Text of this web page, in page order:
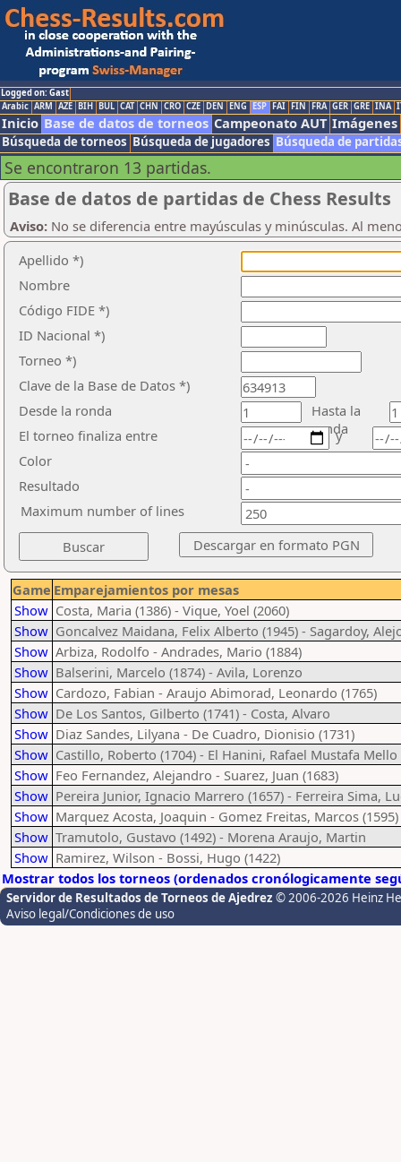
Logged on: Gast
Arabic ARM AZE BIH BUL CAT CHN CRO CZE DEN ENG ESP FAI FIN FRA GER GRE INA
Inicio Base de datos de torneos Campeonato AUT Imágenes
Búsqueda de torneos Búsqueda de jugadores Búsqueda de
Se encontraron 13 partidas.
Base de datos de partidas de Chess Results
Aviso: No se diferencia entre mayúsculas y minúsculas. Al
Apellido *)
Nombre
Código FIDE *)
ID Nacional *)
Torneo *)
Clave de la Base de Datos *)
Desde la ronda
Hasta la
ronda
El torneo finaliza entre
Color
Resultado
y
Maximum number of lines
Game Emparejamientos por mesas
Show Costa, Maria (1386) - Vique, Yoel (2060)
Show Goncalvez Maidana, Felix Alberto (1945) - Sagardoy,
Show Arbiza, Rodolfo - Andrades, Mario (1884)
Show Balserini, Marcelo (1874) - Avila, Lorenzo
Show Cardozo, Fabian - Araujo Abimorad, Leonardo (1765)
Show De Los Santos, Gilberto (1741) - Costa, Alvaro
Show Diaz Sandes, Lilyana - De Cuadro, Dionisio (1731)
Show Castillo, Roberto (1704) - El Hanini, Rafael Mustafa Mello
Show Feo Fernandez, Alejandro - Suarez, Juan (1683)
Show Pereira Junior, Ignacio Marrero (1657) - Ferreira Sima,
Show Marquez Acosta, Joaquin - Gomez Freitas, Marcos (1595)
Show Tramutolo, Gustavo (1492) - Morena Araujo, Martin
Show Ramirez, Wilson - Bossi, Hugo (1422)
Mostrar todos los torneos (ordenados cronólogicamente
Servidor de Resultados de Torneos de Ajedrez © 2006-2026 Heinz
Aviso legal/Condiciones de uso